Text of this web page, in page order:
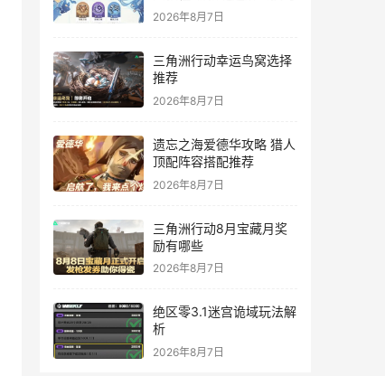
2026年8月7日
三角洲行动幸运鸟窝选择
推荐
2026年8月7日
遗忘之海爱德华攻略 猎人
顶配阵容搭配推荐
2026年8月7日
三角洲行动8月宝藏月奖
励有哪些
2026年8月7日
绝区零3.1迷宫诡域玩法解
析
2026年8月7日